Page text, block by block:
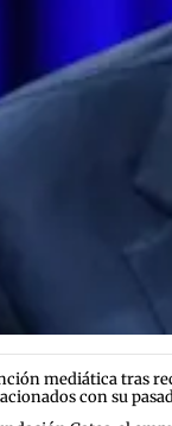
mediática tras
con su